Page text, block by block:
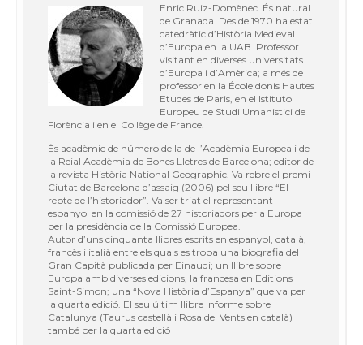
Enric Ruiz-Domènec. És natural
de Granada. Des de 1970 ha estat
catedràtic d’Història Medieval
d’Europa en la UAB. Professor
visitant en diverses universitats
d’Europa i d’Amèrica; a més de
professor en la École donis Hautes
Etudes de Paris, en el Istituto
Europeu de Studi Umanistici de
Florència i en el Collège de France.
És acadèmic de número de la de l’Acadèmia Europea i de
la Reial Acadèmia de Bones Lletres de Barcelona; editor de
la revista Història National Geographic. Va rebre el premi
Ciutat de Barcelona d’assaig (2006) pel seu llibre “El
repte de l’historiador”. Va ser triat el representant
espanyol en la comissió de 27 historiadors per a Europa
per la presidència de la Comissió Europea.
Autor d’uns cinquanta llibres escrits en espanyol, català,
francès i italià entre els quals es troba una biografia del
Gran Capità publicada per Einaudi; un llibre sobre
Europa amb diverses edicions, la francesa en Editions
Saint-Simon; una “Nova Història d’Espanya” que va per
la quarta edició. El seu últim llibre Informe sobre
Catalunya (Taurus castellà i Rosa del Vents en català)
també per la quarta edició